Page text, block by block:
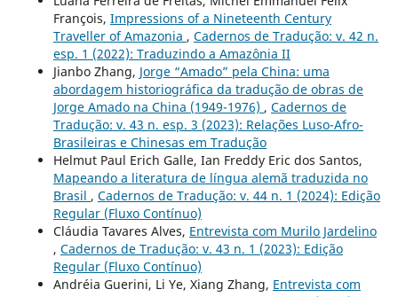
François, Impressions of a Nineteenth Century
Traveller of Amazonia , Cadernos de Tradução: v. 42 n.
esp. 1 (2022): Traduzindo a Amazônia II
Jianbo Zhang, Jorge “Amado” pela China: uma
abordagem historiográfica da tradução de obras de
Jorge Amado na China (1949-1976) , Cadernos de
Tradução: v. 43 n. esp. 3 (2023): Relações Luso-Afro-
Brasileiras e Chinesas em Tradução
Helmut Paul Erich Galle, Ian Freddy Eric dos Santos,
Mapeando a literatura de língua alemã traduzida no
Brasil , Cadernos de Tradução: v. 44 n. 1 (2024): Edição
Regular (Fluxo Contínuo)
Cláudia Tavares Alves, Entrevista com Murilo Jardelino
, Cadernos de Tradução: v. 43 n. 1 (2023): Edição
Regular (Fluxo Contínuo)
Andréia Guerini, Li Ye, Xiang Zhang, Entrevista com